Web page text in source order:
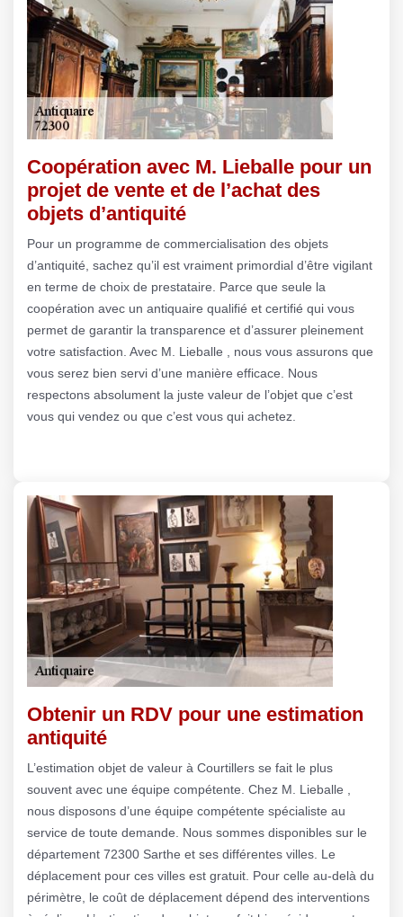
Coopération avec M. Lieballe pour un
projet de vente et de l’achat des
objets d’antiquité
Pour un programme de commercialisation des objets
d’antiquité, sachez qu’il est vraiment primordial d’être vigilant
en terme de choix de prestataire. Parce que seule la
coopération avec un antiquaire qualifié et certifié qui vous
permet de garantir la transparence et d’assurer pleinement
votre satisfaction. Avec M. Lieballe , nous vous assurons que
vous serez bien servi d’une manière efficace. Nous
respectons absolument la juste valeur de l’objet que c’est
vous qui vendez ou que c’est vous qui achetez.
Obtenir un RDV pour une estimation
antiquité
L’estimation objet de valeur à Courtillers se fait le plus
souvent avec une équipe compétente. Chez M. Lieballe ,
nous disposons d’une équipe compétente spécialiste au
service de toute demande. Nous sommes disponibles sur le
département 72300 Sarthe et ses différentes villes. Le
déplacement pour ces villes est gratuit. Pour celle au-delà du
périmètre, le coût de déplacement dépend des interventions